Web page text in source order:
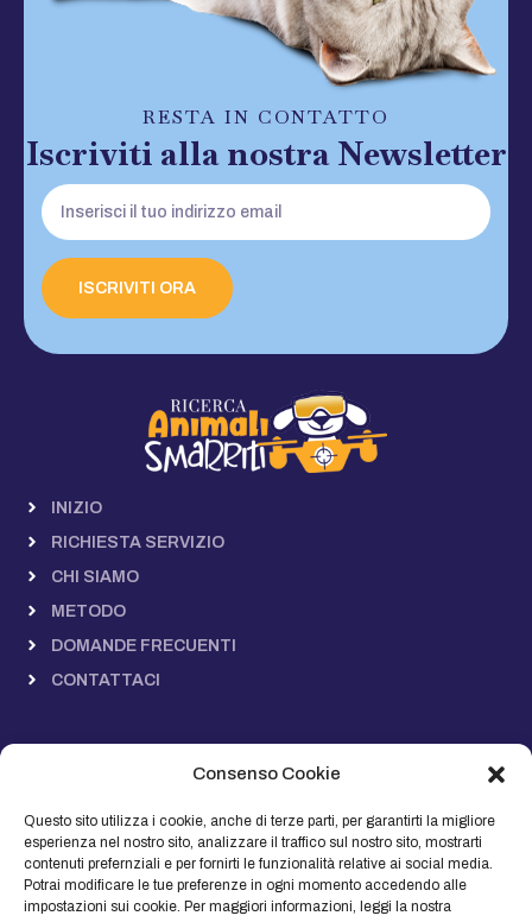
Consenso Cookie
Questo sito utilizza i cookie, anche di terze parti, per garantirti la migliore
esperienza nel nostro sito, analizzare il traffico sul nostro sito, mostrarti
contenuti prefernziali e per fornirti le funzionalità relative ai social media.
Potrai modificare le tue preferenze in ogni momento accedendo alle
impostazioni sui cookie. Per maggiori informazioni, leggi la nostra
RESTA IN CONTATTO
Iscriviti alla nostra Newsletter
ISCRIVITI ORA
INIZIO
RICHIESTA SERVIZIO
CHI SIAMO
METODO
DOMANDE FRECUENTI
CONTATTACI
COOKIE POLICY
TERMINI E CONDIZIONI
Contattaci
Sede Operativa: